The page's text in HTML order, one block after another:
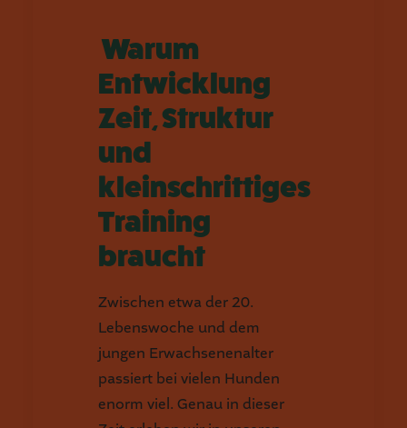
Warum
Entwicklung
Zeit, Struktur
und
kleinschrittiges
Training
braucht
Zwischen etwa der 20.
Lebenswoche und dem
jungen Erwachsenenalter
passiert bei vielen Hunden
enorm viel. Genau in dieser